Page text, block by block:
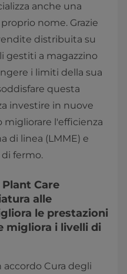
anche una
nome. Grazie
distribuita su
gestiti a magazzino
i limiti della sua
questa
investire in nuove
migliorare l'efficienza
di linea (LMME) e
fermo.
Care
alle
le prestazioni
migliora i livelli di
Cura degli